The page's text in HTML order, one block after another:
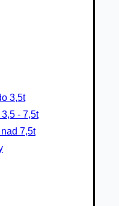
3,5t
- 7,5t
7,5t
/ bufety
/ stroje